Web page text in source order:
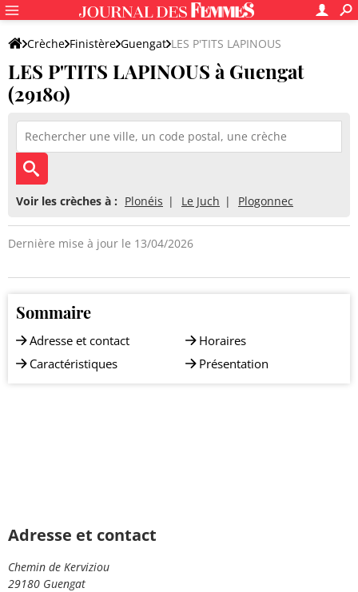
Crèche Finistère Guengat LES P'TITS LAPINOUS
LES P'TITS LAPINOUS à Guengat
(29180)
Voir les crèches à : Plonéis Le Juch Plogonnec
Dernière mise à jour le 13/04/2026
Sommaire
Adresse et contact
Caractéristiques
Horaires
Présentation
Adresse et contact
Chemin de Kerviziou
29180 Guengat